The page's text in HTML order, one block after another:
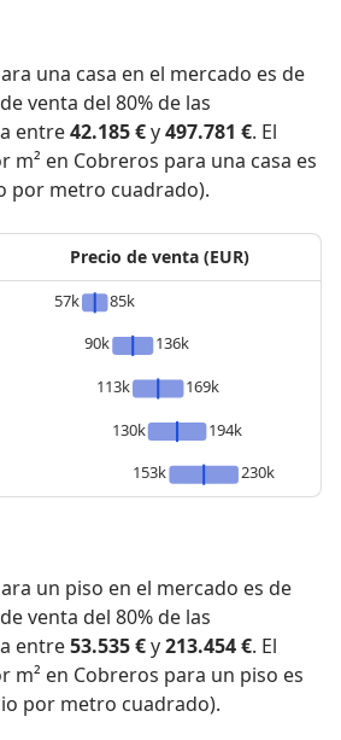
una casa en el mercado es de
venta del 80% de las
entre42.185 €y497.781 €. El
en Cobreros para una casa es
por metro cuadrado).
Precio de venta (EUR)
57k
85k
90k
136k
113k
169k
130k
194k
153k
230k
un piso en el mercado es de
venta del 80% de las
entre53.535 €y213.454 €. El
m² en Cobreros para un piso es
por metro cuadrado).